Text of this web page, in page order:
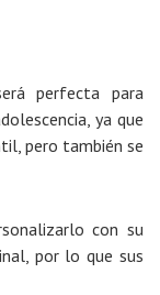
perfecta para
ya que
pero también se
con su
por lo que sus